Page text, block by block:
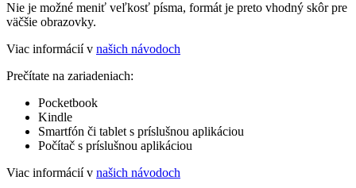
Nie je možné meniť veľkosť písma, formát je preto vhodný skôr pre
väčšie obrazovky.
Viac informácií v našich návodoch
Prečítate na zariadeniach:
Pocketbook
Kindle
Smartfón či tablet s príslušnou aplikáciou
Počítač s príslušnou aplikáciou
Viac informácií v našich návodoch